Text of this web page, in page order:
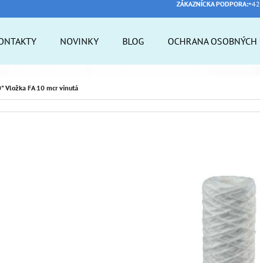
ZÁKAZNÍCKA PODPORA:
NOVINKY BLOG OCHRANA OSOBNÝCH
Vložka FA 10 mcr vinutá